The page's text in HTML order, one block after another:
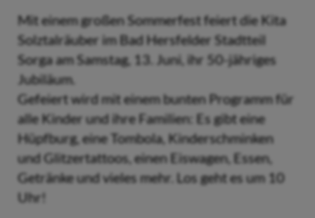
Mit einem großen Sommerfest feiert die Kita
Solztalräuber im Bad Hersfelder Stadtteil
Sorga am Samstag, 13. Juni, ihr 50-jähriges
Jubiläum.
Gefeiert wird mit einem bunten Programm für
alle Kinder und ihre Familien: Es gibt eine
Hüpfburg, eine Tombola, Kinderschminken
und Glitzertattoos, einen Eiswagen, Essen,
Getränke und vieles mehr. Los geht es um 10
Uhr!